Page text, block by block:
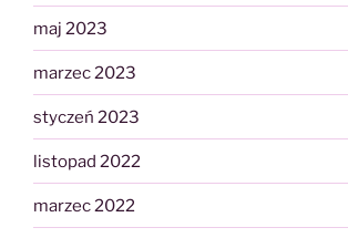
maj 2023
marzec 2023
styczeń 2023
listopad 2022
marzec 2022